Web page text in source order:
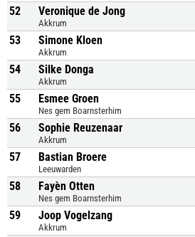
52 Veronique de Jong
Akkrum
53 Simone Kloen
Akkrum
54 Silke Donga
Akkrum
55 Esmee Groen
Nes gem Boarnsterhim
56 Sophie Reuzenaar
Akkrum
57 Bastian Broere
Leeuwarden
58 Fayèn Otten
Nes gem Boarnsterhim
59 Joop Vogelzang
Akkrum